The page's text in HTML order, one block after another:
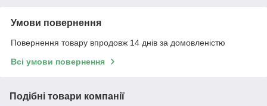
Умови повернення
Повернення товару впродовж 14 днів за домовленістю
Всі умови повернення
Подібні товари компанії